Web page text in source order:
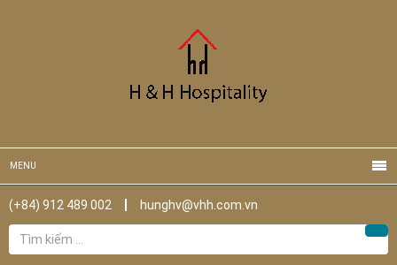
MENU
(+84) 912 489 002
hunghv@vhh.com.vn
Tìm
kiếm
cho: